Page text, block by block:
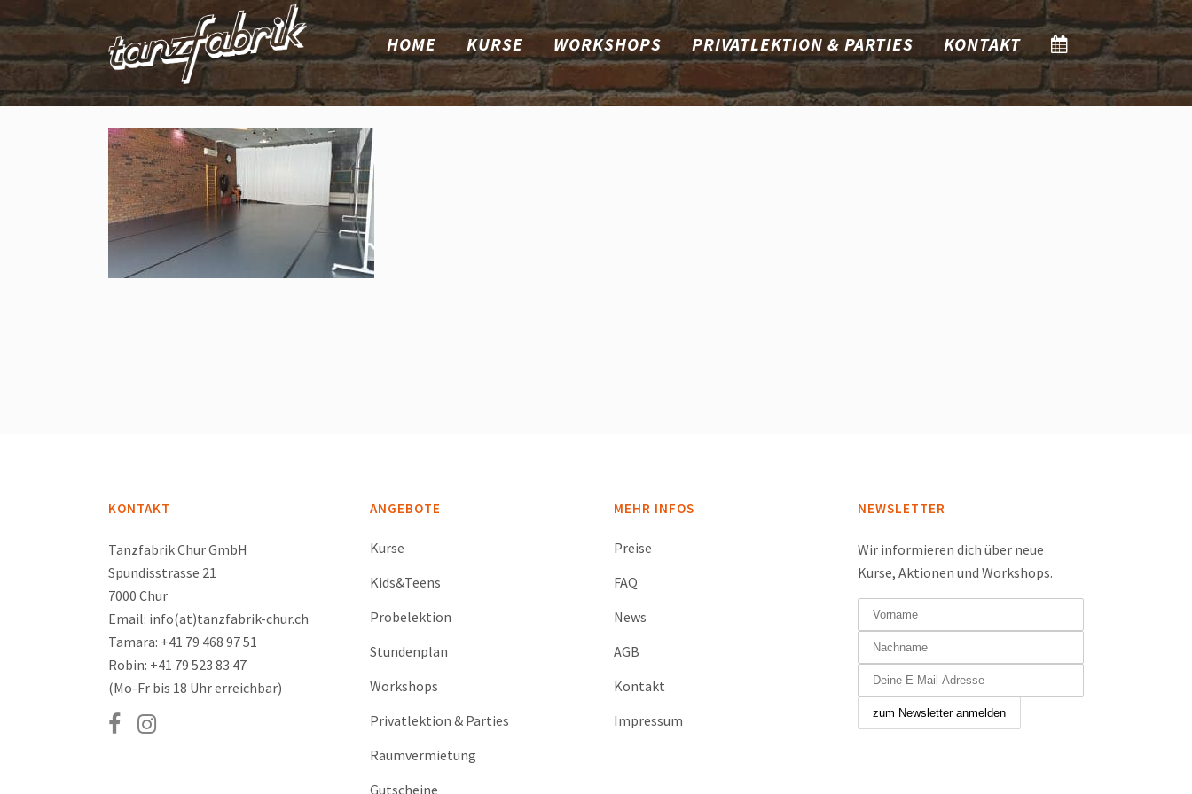
HOME KURSE WORKSHOPS PRIVATLEKTION & PARTIES KONTAKT
KONTAKT
Tanzfabrik Chur GmbH
Spundisstrasse 21
7000 Chur
Email: info(at)tanzfabrik-chur.ch
Tamara: +41 79 468 97 51
Robin: +41 79 523 83 47
(Mo-Fr bis 18 Uhr erreichbar)
ANGEBOTE
Kurse
Kids&Teens
Probelektion
Stundenplan
Workshops
Privatlektion & Parties
Raumvermietung
Gutscheine
MEHR INFOS
Preise
FAQ
News
AGB
Kontakt
Impressum
NEWSLETTER
Wir informieren dich über neue
Kurse, Aktionen und Workshops.